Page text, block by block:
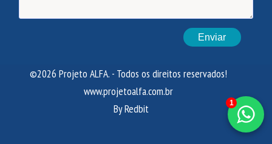
©2026 Projeto ALFA. - Todos os direitos reservados!
www.projetoalfa.com.br
By Redbit
1